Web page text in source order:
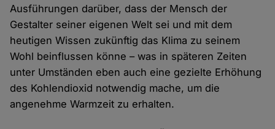
Ausführungen darüber, dass der Mensch der
Gestalter seiner eigenen Welt sei und mit dem
heutigen Wissen zukünftig das Klima zu seinem
Wohl beinflussen könne – was in späteren Zeiten
unter Umständen eben auch eine gezielte Erhöhung
des Kohlendioxid notwendig mache, um die
angenehme Warmzeit zu erhalten.